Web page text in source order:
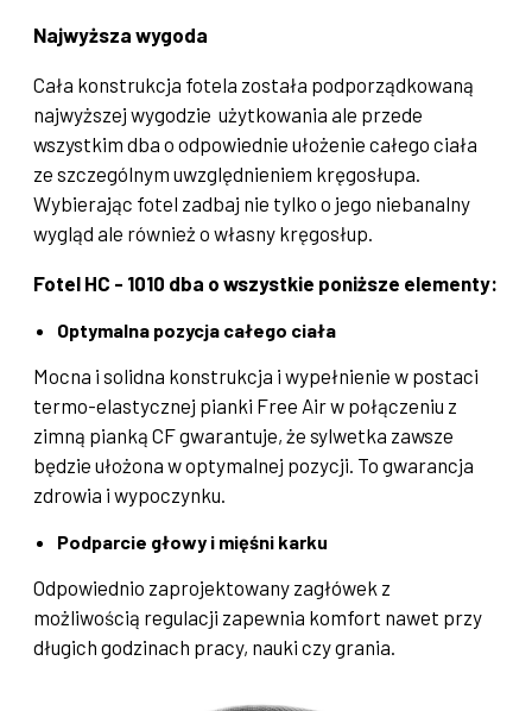
Najwyższa wygoda
Cała konstrukcja fotela została podporządkowaną
najwyższej wygodzie użytkowania ale przede
wszystkim dba o odpowiednie ułożenie całego ciała
ze szczególnym uwzględnieniem kręgosłupa.
Wybierając fotel zadbaj nie tylko o jego niebanalny
wygląd ale również o własny kręgosłup.
Fotel HC - 1010 dba o wszystkie poniższe elementy:
Optymalna pozycja całego ciała
Mocna i solidna konstrukcja i wypełnienie w postaci
termo-elastycznej pianki Free Air w połączeniu z
zimną pianką CF gwarantuje, że sylwetka zawsze
będzie ułożona w optymalnej pozycji. To gwarancja
zdrowia i wypoczynku.
Podparcie głowy i mięśni karku
Odpowiednio zaprojektowany zagłówek z
możliwością regulacji zapewnia komfort nawet przy
długich godzinach pracy, nauki czy grania.